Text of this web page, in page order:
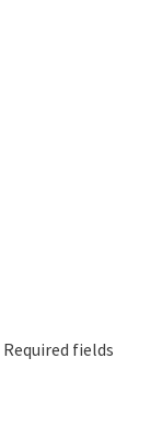
Required fields